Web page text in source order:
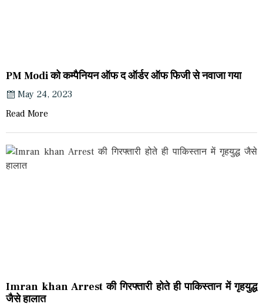
PM Modi को कम्पैनियन ऑफ द ऑर्डर ऑफ फिजी से नवाजा गया
May 24, 2023
Read More
Imran khan Arrest की गिरफ्तारी होते ही पाकिस्तान में गृहयुद्ध
जैसे हालात